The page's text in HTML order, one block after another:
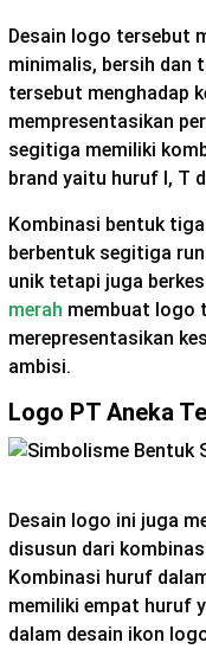
Desain logo tersebut
minimalis, bersih dan
tersebut menghadap
mempresentasikan
segitiga memiliki
brand yaitu huruf I, T
Kombinasi bentuk
berbentuk segitiga
unik tetapi juga
merah membuat logo
merepresentasikan
ambisi.
Logo PT Aneka
Desain logo ini juga
disusun dari
Kombinasi huruf
memiliki empat huruf
dalam desain ikon